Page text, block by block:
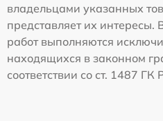
владельцами указанных
представляет их
работ выполняются
находящихся в законном
соответствии со ст. 1487 ГК